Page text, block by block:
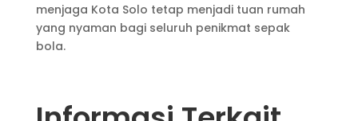
menjaga Kota Solo tetap menjadi tuan rumah
yang nyaman bagi seluruh penikmat sepak
bola.